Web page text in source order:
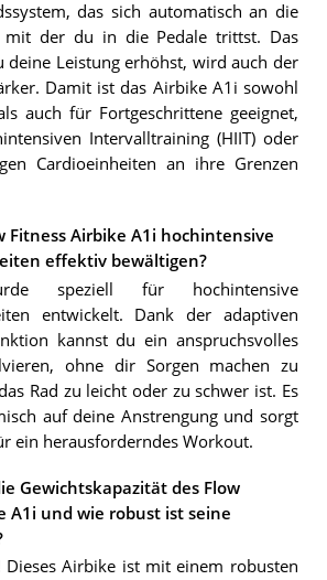
das sich automatisch an die
mit der du in die Pedale trittst. Das
deine Leistung erhöhst, wird auch der
Damit ist das Airbike A1i sowohl
auch für Fortgeschrittene geeignet,
Intervalltraining (HIIT) oder
Cardioeinheiten an ihre Grenzen
Fitness Airbike A1i hochintensive
effektiv bewältigen?
speziell für hochintensive
entwickelt. Dank der adaptiven
kannst du ein anspruchsvolles
ohne dir Sorgen machen zu
Rad zu leicht oder zu schwer ist. Es
auf deine Anstrengung und sorgt
ein herausforderndes Workout.
Gewichtskapazität des Flow
A1i und wie robust ist seine
Dieses Airbike ist mit einem robusten